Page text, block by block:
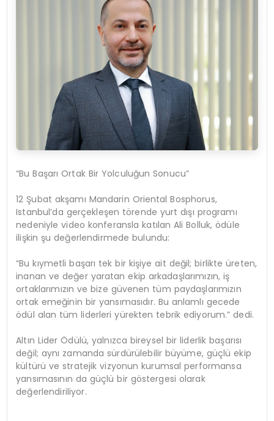
“Bu Başarı Ortak Bir Yolculuğun Sonucu”
12 Şubat akşamı Mandarin Oriental Bosphorus,
Istanbul’da gerçekleşen törende yurt dışı programı
nedeniyle video konferansla katılan Ali Bolluk, ödüle
ilişkin şu değerlendirmede bulundu:
“Bu kıymetli başarı tek bir kişiye ait değil; birlikte üreten,
inanan ve değer yaratan ekip arkadaşlarımızın, iş
ortaklarımızın ve bize güvenen tüm paydaşlarımızın
ortak emeğinin bir yansımasıdır. Bu anlamlı gecede
ödül alan tüm liderleri yürekten tebrik ediyorum.” dedi.
Altın Lider Ödülü, yalnızca bireysel bir liderlik başarısı
değil; aynı zamanda sürdürülebilir büyüme, güçlü ekip
kültürü ve stratejik vizyonun kurumsal performansa
yansımasının da güçlü bir göstergesi olarak
değerlendiriliyor.